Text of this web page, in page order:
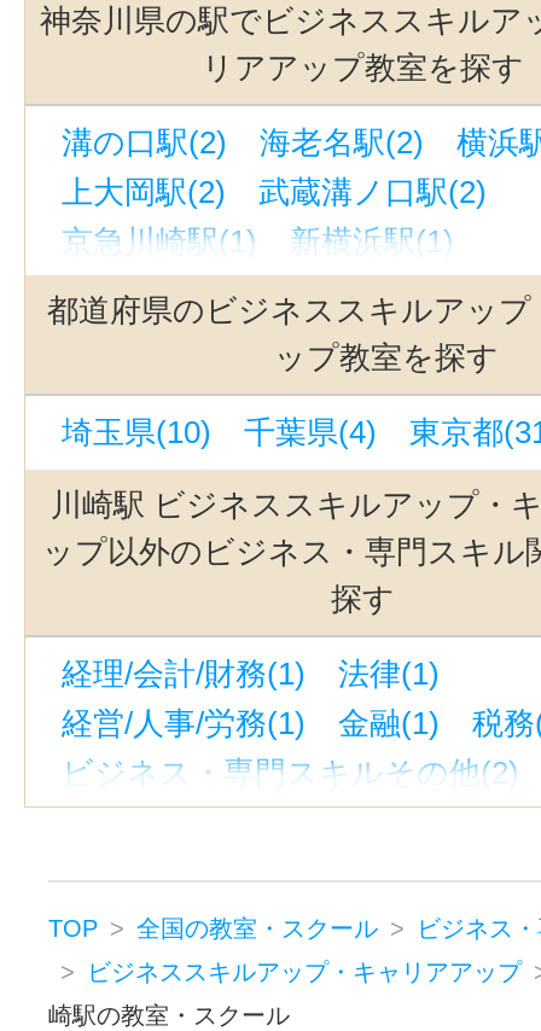
神奈川県の駅でビジネススキルア
リアアップ教室を探す
溝の口駅(2) 海老名駅(2)
横浜
上大岡駅(2)
武蔵溝ノ口駅(2)
京急川崎駅(1)
新横浜駅(1)
新百合ヶ丘駅(1)
都道府県のビジネススキルアッ
ップ教室を探す
埼玉県(10) 千葉県(4)
東京都
川崎駅 ビジネススキルアップ・
ップ以外のビジネス・専門スキル
探す
経理/会計/財務(1)
法律(1)
経営/人事/労務(1)
金融(1)
税
ビジネス・専門スキルその他(2)
TOP 全国の教室・スクール
ビジネス
ビジネススキルアップ・キャリアアップ
崎駅の教室・スクール